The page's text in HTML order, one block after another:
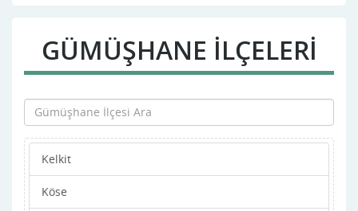
GÜMÜŞHANE İLÇELERİ
Kelkit
Köse